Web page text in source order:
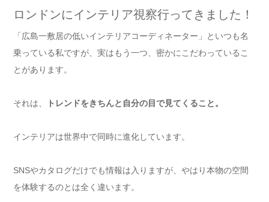
ロンドンにインテリア視察行ってきました！
「広島一敷居の低いインテリアコーディネーター」といつも名
乗っている私ですが、実はもう一つ、密かにこだわっているこ
とがあります。
それは、 トレンドをきちんと自分の目で見てくること。
インテリアは世界中で同時に進化しています。
SNSやカタログだけでも情報は入りますが、やはり本物の空間
を体験するのとは全く違います。